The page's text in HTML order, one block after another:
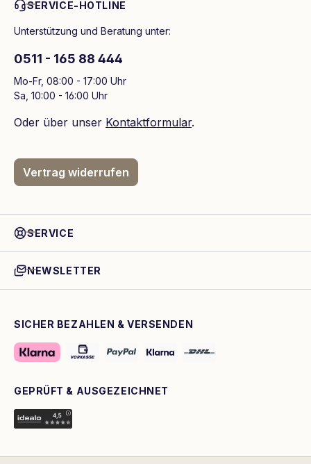
SERVICE-HOTLINE
Unterstützung und Beratung unter:
0511 - 165 88 444
Mo-Fr, 08:00 - 17:00 Uhr
Sa, 10:00 - 16:00 Uhr
Oder über unser Kontaktformular.
Vertrag widerrufen
SERVICE
NEWSLETTER
SICHER BEZAHLEN & VERSENDEN
GEPRÜFT & AUSGEZEICHNET